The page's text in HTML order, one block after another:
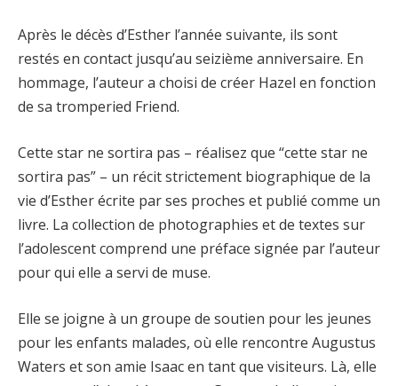
Après le décès d’Esther l’année suivante, ils sont
restés en contact jusqu’au seizième anniversaire. En
hommage, l’auteur a choisi de créer Hazel en fonction
de sa tromperied Friend.
Cette star ne sortira pas – réalisez que “cette star ne
sortira pas” – un récit strictement biographique de la
vie d’Esther écrite par ses proches et publié comme un
livre. La collection de photographies et de textes sur
l’adolescent comprend une préface signée par l’auteur
pour qui elle a servi de muse.
Elle se joigne à un groupe de soutien pour les jeunes
pour les enfants malades, où elle rencontre Augustus
Waters et son amie Isaac en tant que visiteurs. Là, elle